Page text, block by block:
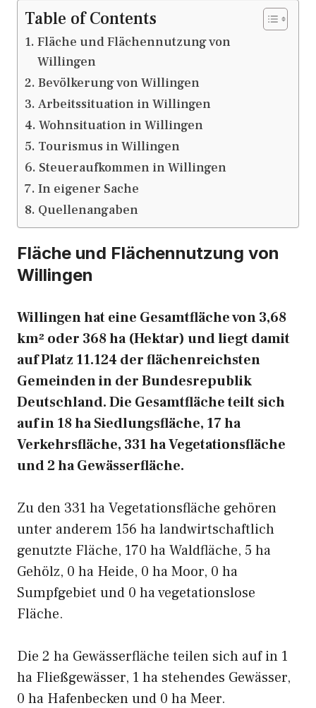
Table of Contents
Fläche und Flächennutzung von
Willingen
Bevölkerung von Willingen
Arbeitssituation in Willingen
Wohnsituation in Willingen
Tourismus in Willingen
Steueraufkommen in Willingen
In eigener Sache
Quellenangaben
Fläche und Flächennutzung von
Willingen
Willingen hat eine Gesamtfläche von 3,68
km² oder 368 ha (Hektar) und liegt damit
auf Platz 11.124 der flächenreichsten
Gemeinden in der Bundesrepublik
Deutschland. Die Gesamtfläche teilt sich
auf in 18 ha Siedlungsfläche, 17 ha
Verkehrsfläche, 331 ha Vegetationsfläche
und 2 ha Gewässerfläche.
Zu den 331 ha Vegetationsfläche gehören
unter anderem 156 ha landwirtschaftlich
genutzte Fläche, 170 ha Waldfläche, 5 ha
Gehölz, 0 ha Heide, 0 ha Moor, 0 ha
Sumpfgebiet und 0 ha vegetationslose
Fläche.
Die 2 ha Gewässerfläche teilen sich auf in 1
ha Fließgewässer, 1 ha stehendes Gewässer,
0 ha Hafenbecken und 0 ha Meer.